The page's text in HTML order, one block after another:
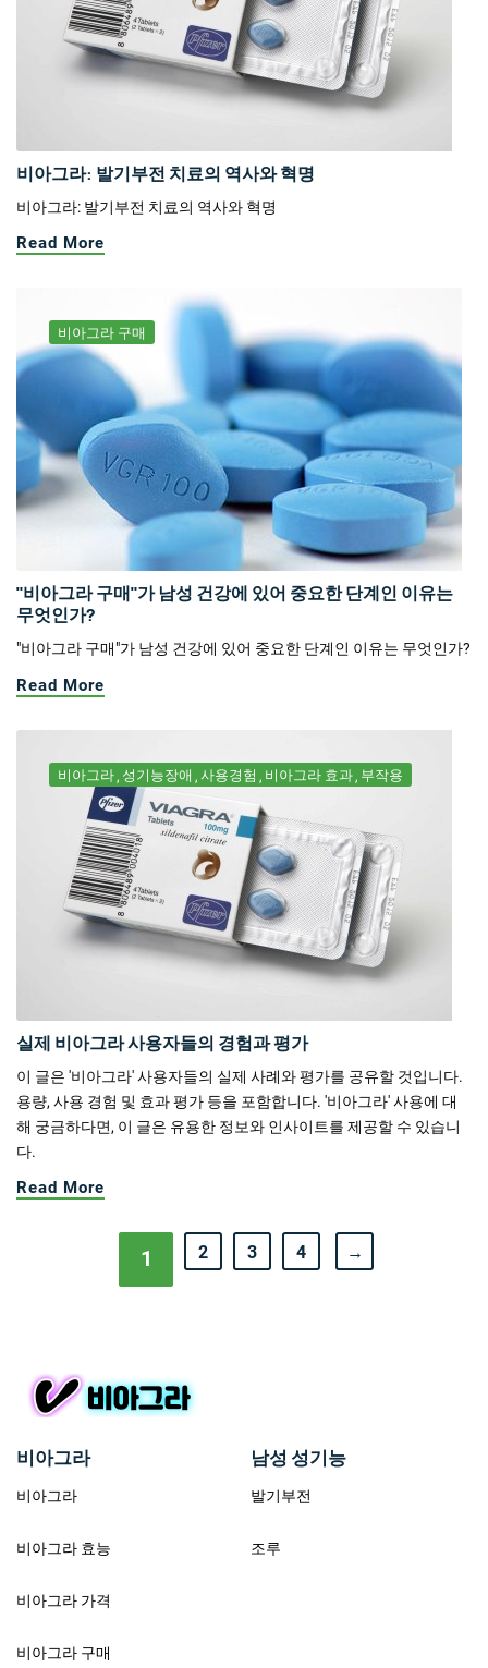
비아그라: 발기부전 치료의 역사와 혁명
비아그라: 발기부전 치료의 역사와 혁명
Read More
비아그라 구매
"비아그라 구매"가 남성 건강에 있어 중요한 단계인 이유는
무엇인가?
"비아그라 구매"가 남성 건강에 있어 중요한 단계인 이유는 무엇인가?
Read More
비아그라 성기능장애 사용경험 비아그라 효과 부작용
실제 비아그라 사용자들의 경험과 평가
이 글은 '비아그라' 사용자들의 실제 사례와 평가를 공유할 것입니다.
용량, 사용 경험 및 효과 평가 등을 포함합니다. '비아그라' 사용에 대
해 궁금하다면, 이 글은 유용한 정보와 인사이트를 제공할 수 있습니
다.
Read More
1 2 3 4 →
비아그라
비아그라
비아그라 효능
비아그라 가격
비아그라 구매
남성 성기능
발기부전
조루